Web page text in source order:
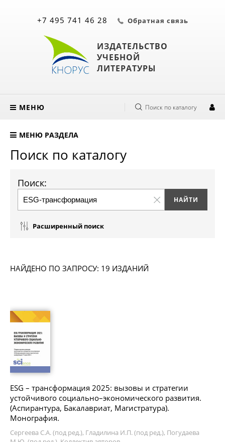
ИЗДАТЕЛЬСТВО
УЧЕБНОЙ
ЛИТЕРАТУРЫ
+7 495 741 46 28 Обратная связь
МЕНЮ Поиск по каталогу
МЕНЮ РАЗДЕЛА
Поиск по каталогу
Поиск:
Расширенный поиск
НАЙДЕНО ПО ЗАПРОСУ: 19 ИЗДАНИЙ
ESG – трансформация 2025: вызовы и стратегии
устойчивого социально–экономического развития.
(Аспирантура, Бакалавриат, Магистратура).
Монография.
Сергеева С.А. (под ред.), Гладилина И.П. (под ред.), Погудаева